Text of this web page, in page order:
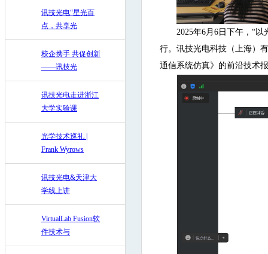
讯技光电“星光百
点，共享光
校企携手 共促创新
——讯技光
讯技光电走进浙江
大学实验课
光学技术巡礼 |
Frank Wyrows
讯技光电&天津大
学线上讲
VirtualLab Fusion软
件技术与
2025年6月6日下午，“
行。讯技光电科技（上海）
通信系统仿真》的前沿技术